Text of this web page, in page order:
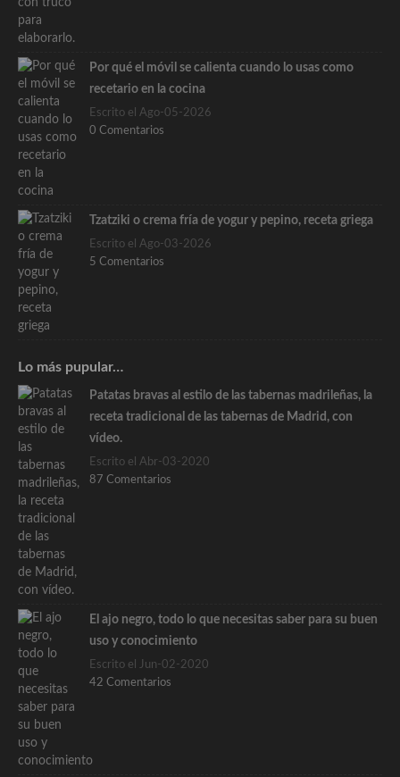
Por qué el móvil se calienta cuando lo usas como
recetario en la cocina
Escrito el Ago-05-2026
0 Comentarios
Tzatziki o crema fría de yogur y pepino, receta griega
Escrito el Ago-03-2026
5 Comentarios
Lo más pupular…
Patatas bravas al estilo de las tabernas madrileñas, la
receta tradicional de las tabernas de Madrid, con
vídeo.
Escrito el Abr-03-2020
87 Comentarios
El ajo negro, todo lo que necesitas saber para su buen
uso y conocimiento
Escrito el Jun-02-2020
42 Comentarios